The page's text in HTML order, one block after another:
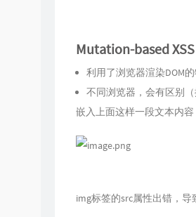
Mutation-based XSS
利用了浏览器渲染DOM的
不同浏览器，会有区别（
嵌入上面这样一段文本内
img标签的src属性出错，